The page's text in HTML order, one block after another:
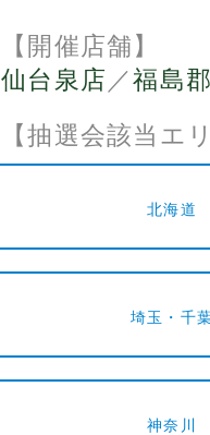
【開催店舗】
仙台泉店 ／福島
【抽選会該当エ
北海道
埼玉・千
神奈川